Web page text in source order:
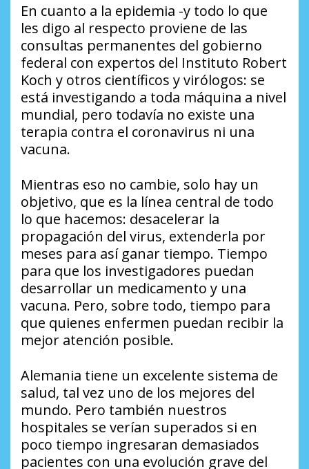
En cuanto a la epidemia -y todo lo que
les digo al respecto proviene de las
consultas permanentes del gobierno
federal con expertos del Instituto Robert
Koch y otros científicos y virólogos: se
está investigando a toda máquina a nivel
mundial, pero todavía no existe una
terapia contra el coronavirus ni una
vacuna.
Mientras eso no cambie, solo hay un
objetivo, que es la línea central de todo
lo que hacemos: desacelerar la
propagación del virus, extenderla por
meses para así ganar tiempo. Tiempo
para que los investigadores puedan
desarrollar un medicamento y una
vacuna. Pero, sobre todo, tiempo para
que quienes enfermen puedan recibir la
mejor atención posible.
Alemania tiene un excelente sistema de
salud, tal vez uno de los mejores del
mundo. Pero también nuestros
hospitales se verían superados si en
poco tiempo ingresaran demasiados
pacientes con una evolución grave del